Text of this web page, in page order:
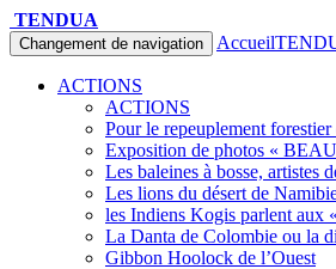
TENDUA
Changement de navigation Accueil
ACTIONS
ACTIONS
Pour le repeuplement
Exposition de photos «
Les baleines à bosse, artistes
Les lions du désert de
les Indiens Kogis parlent aux
La Danta de Colombie ou la
Gibbon Hoolock de l’Ouest